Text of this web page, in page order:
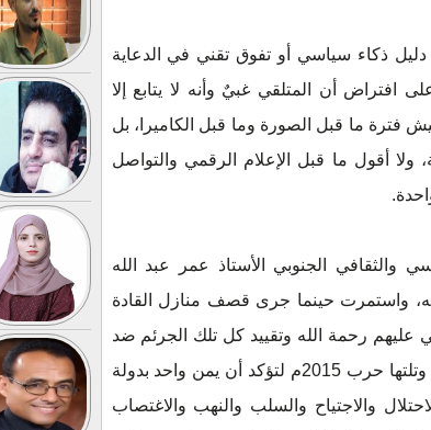
دليل ذكاء سياسي أو تفوق تقني في الدعاية
افتراض أن المتلقي غبيٌ وأنه لا يتابع إلا
فترة ما قبل الصورة وما قبل الكاميرا، بل
ولا أقول ما قبل الإعلام الرقمي والتواصل
والثقافي الجنوبي الأستاذ عمر عبد الله
واستمرت حينما جرى قصف منازل القادة
أكثر من 150 سياسي جنوبي عليهم رحمة الله وتقييد كل تلك الجرئم ضد
مجهولين، وجاءت حرب 1994م لتتوج كل تلك العمليات، وتلتها حرب 2015م لتؤكد أن يمن واحد بدولة
والاجتياح والسلب والنهب والاغتصاب